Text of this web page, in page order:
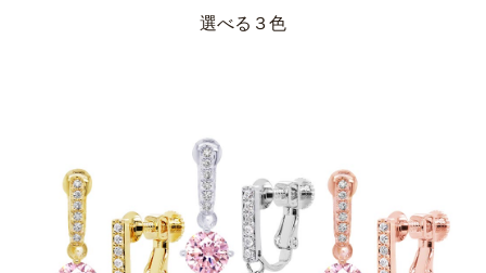
選べる３色